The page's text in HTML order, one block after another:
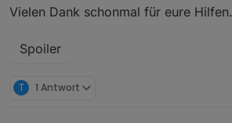
Vielen Dank schonmal für eure Hilfen.
Spoiler
T 1 Antwort